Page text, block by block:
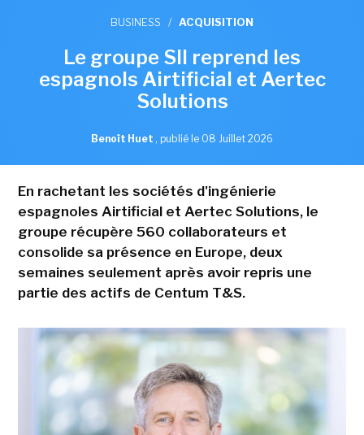
BUSINESS / ACQUISITION
Le groupe SII reprend les
espagnols Airtificial et Aertec
Solutions
Benoît Huet , publié le 08 Juillet 2026
En rachetant les sociétés d'ingénierie
espagnoles Airtificial et Aertec Solutions, le
groupe récupère 560 collaborateurs et
consolide sa présence en Europe, deux
semaines seulement après avoir repris une
partie des actifs de Centum T&S.